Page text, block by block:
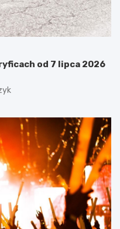
od 7 lipca 2026